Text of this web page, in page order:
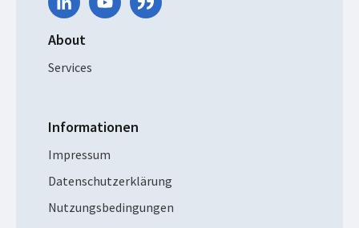
About
Services
Informationen
Impressum
Datenschutzerklärung
Nutzungsbedingungen